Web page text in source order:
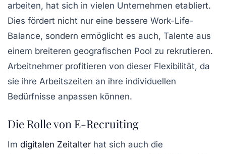
arbeiten, hat sich in vielen Unternehmen etabliert.
Dies fördert nicht nur eine bessere Work-Life-
Balance, sondern ermöglicht es auch, Talente aus
einem breiteren geografischen Pool zu rekrutieren.
Arbeitnehmer profitieren von dieser Flexibilität, da
sie ihre Arbeitszeiten an ihre individuellen
Bedürfnisse anpassen können.
Die Rolle von E-Recruiting
Im digitalen Zeitalter hat sich auch die